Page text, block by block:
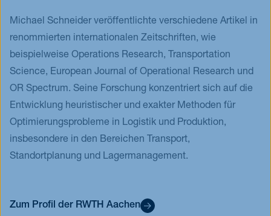
Michael Schneider veröffentlichte verschiedene Artikel in
renommierten internationalen Zeitschriften, wie
beispielweise Operations Research, Transportation
Science, European Journal of Operational Research und
OR Spectrum. Seine Forschung konzentriert sich auf die
Entwicklung heuristischer und exakter Methoden für
Optimierungsprobleme in Logistik und Produktion,
insbesondere in den Bereichen Transport,
Standortplanung und Lagermanagement.
Zum Profil der RWTH Aachen